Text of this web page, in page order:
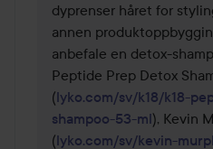
dyprenser håret for
annen
anbefale en detox-
Peptide Prep Detox
(lyko.com/sv/k18/k18-
shampoo-53-ml), Kevin
(lyko.com/sv/kevin-